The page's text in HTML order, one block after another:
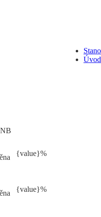
Úvod
{value}%
{value}%